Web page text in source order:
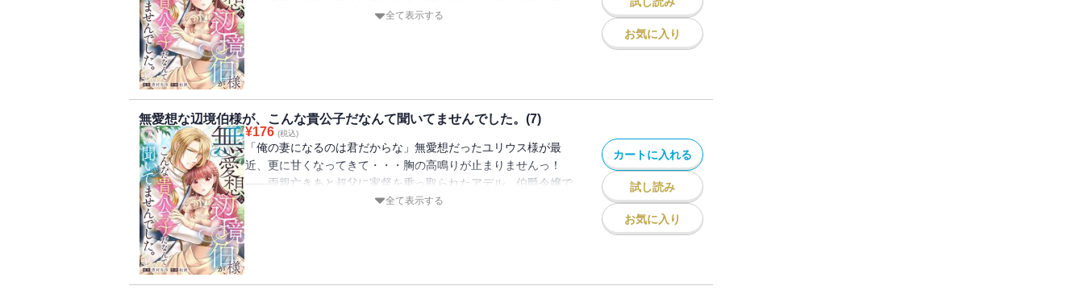
ありながら使用人同然の扱いを受け、挙句の果てに政略結婚を命
ありまして・・・フェイウォールの秘密を知り、【試練】と向き
合うアデル。誠実で素直なアデルが徐々に認められ、そしてユリ
ウスの意外な一面も垣間見えていく。
全て表示する
お気に入り
無愛想な辺境伯様が、こんな貴公子だなんて聞いてませんでした。(7)
¥176 (税込)
「俺の妻になるのは君だからな」無愛想だったユリウス様が最
近、更に甘くなってきて・・・胸の高鳴りが止まりませんっ！
――両親亡きあと叔父に家督を乗っ取られたアデル。伯爵令嬢で
ありながら使用人同然の扱いを受け、挙句の果てに政略結婚を命
全て表示する
カートに入れる
試し読み
お気に入り